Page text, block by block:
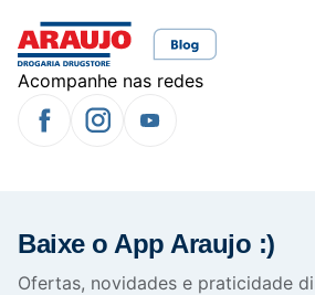
Acompanhe nas redes
Baixe o App Araujo :)
Ofertas, novidades e praticidade